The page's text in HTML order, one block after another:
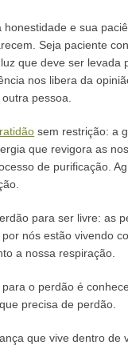
honestidade e sua
Seja paciente
que deve ser levada
nos libera da
pessoa.
sem restrição: a
que revigora as
de purificação.
para ser livre: as
nós estão vivendo
a nossa respiração.
o perdão é
precisa de perdão.
que vive dentro de